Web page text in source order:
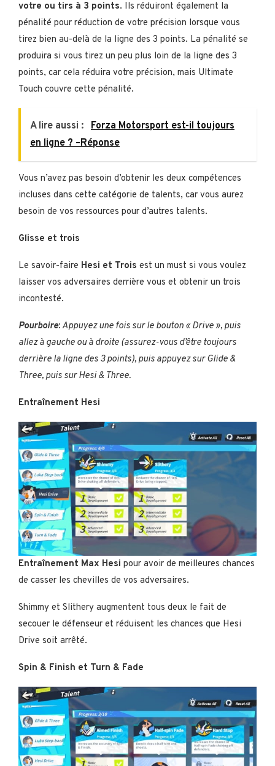
votre ou tirs à 3 points. Ils réduiront également la
pénalité pour réduction de votre précision lorsque vous
tirez bien au-delà de la ligne des 3 points. La pénalité se
produira si vous tirez un peu plus loin de la ligne des 3
points, car cela réduira votre précision, mais Ultimate
Touch couvre cette pénalité.
A lire aussi : Forza Motorsport est-il toujours
en ligne ? –Réponse
Vous n’avez pas besoin d’obtenir les deux compétences
incluses dans cette catégorie de talents, car vous aurez
besoin de vos ressources pour d’autres talents.
Glisse et trois
Le savoir-faire Hesi et Trois est un must si vous voulez
laisser vos adversaires derrière vous et obtenir un trois
incontesté.
Pourboire: Appuyez une fois sur le bouton « Drive », puis
allez à gauche ou à droite (assurez-vous d’être toujours
derrière la ligne des 3 points), puis appuyez sur Glide &
Three, puis sur Hesi & Three.
Entraînement Hesi
Entraînement Max Hesi pour avoir de meilleures chances
de casser les chevilles de vos adversaires.
Shimmy et Slithery augmentent tous deux le fait de
secouer le défenseur et réduisent les chances que Hesi
Drive soit arrêté.
Spin & Finish et Turn & Fade